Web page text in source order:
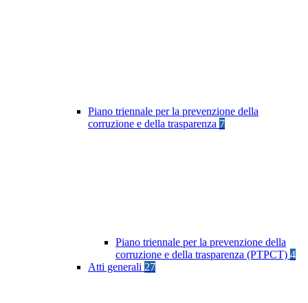
Piano triennale per la prevenzione della
corruzione e della trasparenza 7
Piano triennale per la prevenzione della
corruzione e della trasparenza (PTPCT) 4
Atti generali 27